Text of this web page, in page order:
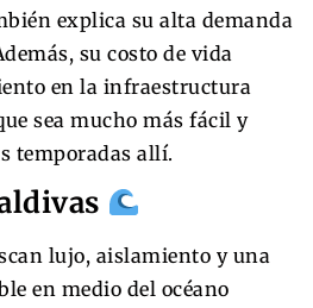
explica su alta demanda
su costo de vida
en la infraestructura
sea mucho más fácil y
temporadas allí.
lujo, aislamiento y una
en medio del océano